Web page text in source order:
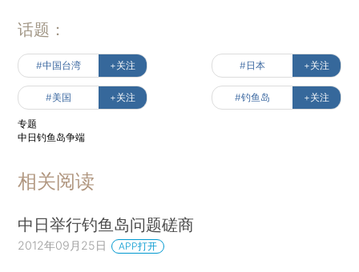
话题：
#中国台湾 +关注 #日本 +关注
#美国 +关注 #钓鱼岛 +关注
专题
中日钓鱼岛争端
相关阅读
中日举行钓鱼岛问题磋商
2012年09月25日 APP打开